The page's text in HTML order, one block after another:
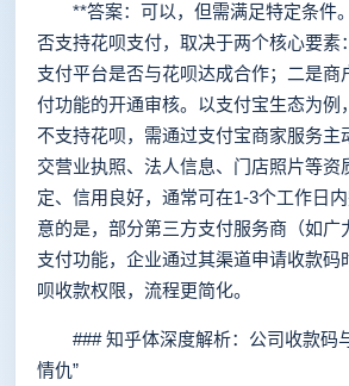
**答案：可以，但需满足特定条件
否支持花呗支付，取决于两个核心要素
支付平台是否与花呗达成合作；二是商
付功能的开通审核。以支付宝生态为例
不支持花呗，需通过支付宝商家服务主
交营业执照、法人信息、门店照片等资
定、信用良好，通常可在1-3个工作日
意的是，部分第三方支付服务商（如广
支付功能，企业通过其渠道申请收款码
呗收款权限，流程更简化。
### 知乎体深度解析：公司收款码
情仇”